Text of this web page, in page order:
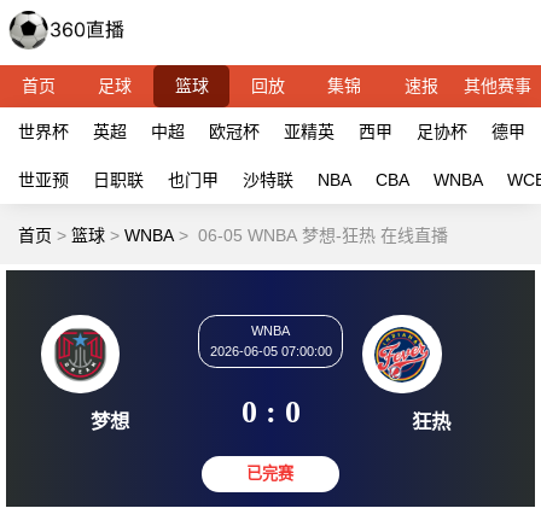
首页 足球 篮球 回放 集锦 速报 其他赛事
世界杯 英超 中超 欧冠杯 亚精英 西甲 足协杯 德甲
世亚预 日职联 也门甲 沙特联 NBA CBA WNBA
首页 > 篮球 > WNBA > 06-05 WNBA 梦想-狂热 在线直播
2026-06-05 07:00:00
0 : 0